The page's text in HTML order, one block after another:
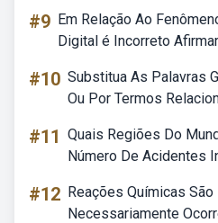
#9 Em Relação Ao
Digital é Incorreto Afirmar
#10 Substitua As Palavras
Ou Por Termos
#11 Quais Regiões Do
Número De Acidentes
#12 Reações Químicas
Necessariamente